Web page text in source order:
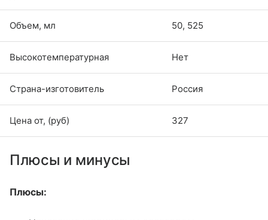
Объем, мл 50, 525
Высокотемпературная Нет
Страна-изготовитель Россия
Цена от, (руб) 327
Плюсы и минусы
Плюсы: